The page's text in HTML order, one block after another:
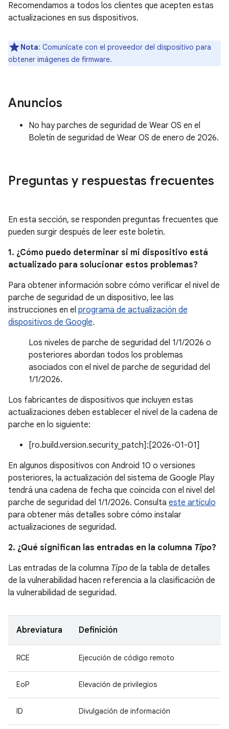
Recomendamos a todos los clientes que acepten estas
actualizaciones en sus dispositivos.
Nota: Comunícate con el proveedor del dispositivo para
obtener imágenes de firmware.
Anuncios
No hay parches de seguridad de Wear OS en el
Boletín de seguridad de Wear OS de enero de 2026.
Preguntas y respuestas frecuentes
En esta sección, se responden preguntas frecuentes que
pueden surgir después de leer este boletín.
1. ¿Cómo puedo determinar si mi dispositivo está
actualizado para solucionar estos problemas?
Para obtener información sobre cómo verificar el nivel de
parche de seguridad de un dispositivo, lee las
instrucciones en el programa de actualización de
dispositivos de Google.
Los niveles de parche de seguridad del 1/1/2026 o
posteriores abordan todos los problemas
asociados con el nivel de parche de seguridad del
1/1/2026.
Los fabricantes de dispositivos que incluyen estas
actualizaciones deben establecer el nivel de la cadena de
parche en lo siguiente:
[ro.build.version.security_patch]:[2026-01-01]
En algunos dispositivos con Android 10 o versiones
posteriores, la actualización del sistema de Google Play
tendrá una cadena de fecha que coincida con el nivel del
parche de seguridad del 1/1/2026. Consulta este artículo
para obtener más detalles sobre cómo instalar
actualizaciones de seguridad.
2. ¿Qué significan las entradas en la columna Tipo?
Las entradas de la columna Tipo de la tabla de detalles
de la vulnerabilidad hacen referencia a la clasificación de
la vulnerabilidad de seguridad.
Abreviatura Definición
RCE Ejecución de código remoto
EoP Elevación de privilegios
ID Divulgación de información